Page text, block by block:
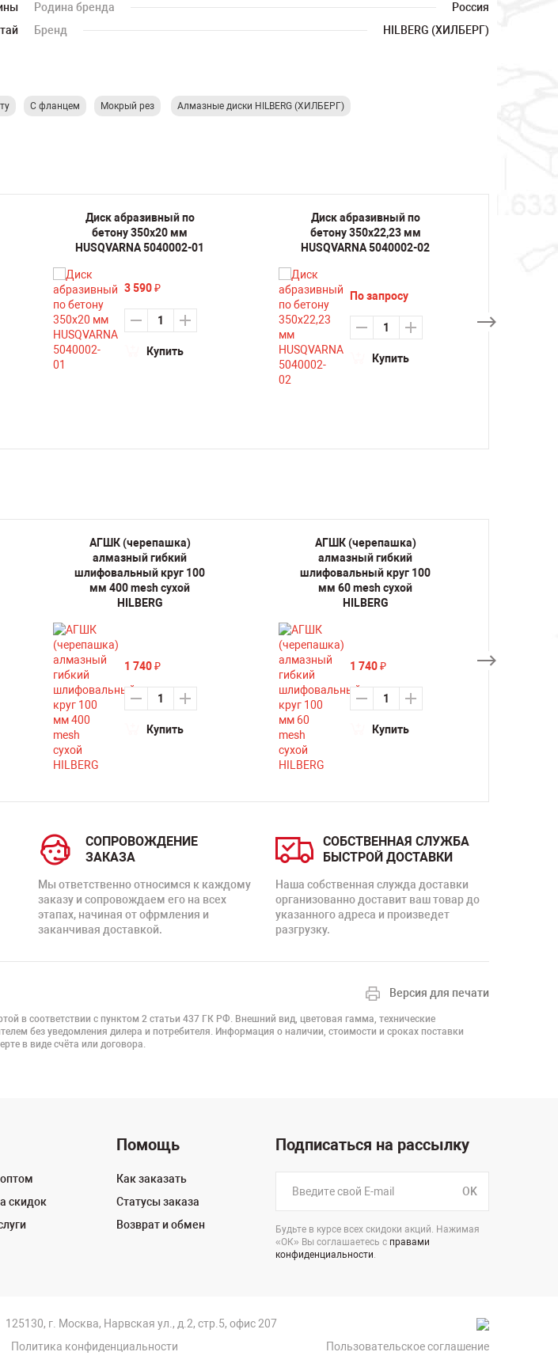
Родина бренда
Россия
Бренд HILBERG (ХИЛБЕРГ)
С фланцем Мокрый рез Алмазные диски HILBERG (ХИЛБЕРГ)
Диск абразивный по
бетону 350х20 мм
HUSQVARNA 5040002-01
3 590 ₽
Купить
Диск абразивный по
бетону 350х22,23 мм
HUSQVARNA 5040002-02
По запросу
Купить
АГШК (черепашка)
алмазный гибкий
шлифовальный круг 100
мм 400 mesh сухой
HILBERG
1 740 ₽
Купить
АГШК (черепашка)
алмазный гибкий
шлифовальный круг 100
мм 60 mesh сухой
HILBERG
1 740 ₽
Купить
СОПРОВОЖДЕНИЕ
ЗАКАЗА
Мы ответственно относимся к каждому
заказу и сопровождаем его на всех
этапах, начиная от офрмления и
заканчивая доставкой.
СОБСТВЕННАЯ СЛУЖБА
БЫСТРОЙ ДОСТАВКИ
Наша собственная служда доставки
организованно доставит ваш товар до
указанного адреса и произведет
разгрузку.
Версия для печати
в соответствии с пунктом 2 статьи 437 ГК РФ. Внешний вид, цветовая гамма, технические
без уведомления дилера и потребителя. Информация о наличии, стоимости и сроках поставки
в виде счёта или договора.
скидок
Помощь
Как заказать
Статусы заказа
Возврат и обмен
Подписаться на рассылку
OK
Будьте в курсе всех скидоки акций. Нажимая
«ОК» Вы соглашаетесь с правами
конфиденциальности.
125130, г. Москва, Нарвская ул., д.2, стр.5, офис 207
Политика конфиденциальности Пользовательское соглашение